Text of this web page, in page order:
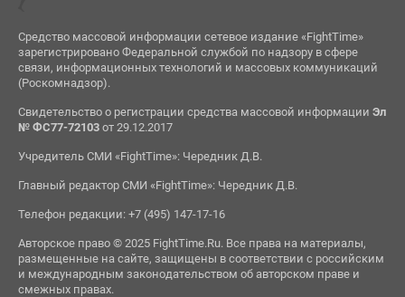
Средство массовой информации сетевое издание «FightTime»
зарегистрировано Федеральной службой по надзору в сфере
связи, информационных технологий и массовых коммуникаций
(Роскомнадзор).
Свидетельство о регистрации средства массовой информации Эл
№ ФС77-72103от 29.12.2017
Учредитель СМИ «FightTime»: Чередник Д.В.
Главный редактор СМИ «FightTime»: Чередник Д.В.
Телефон редакции: +7 (495) 147-17-16
Авторское право © 2025 FightTime.Ru. Все права на материалы,
размещенные на сайте, защищены в соответствии с российским
и международным законодательством об авторском праве и
смежных правах.